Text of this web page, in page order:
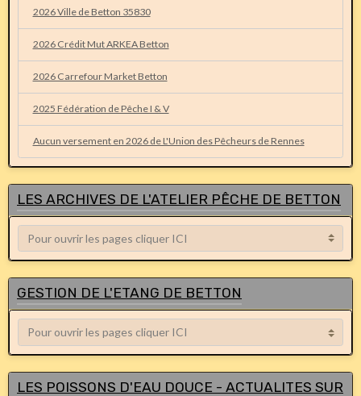
2026 Ville de Betton 35830
2026 Crédit Mut ARKEA Betton
2026 Carrefour Market Betton
2025 Fédération de Pêche I & V
Aucun versement en 2026 de L'Union des Pêcheurs de Rennes
LES ARCHIVES DE L'ATELIER PÊCHE DE BETTON
GESTION DE L'ETANG DE BETTON
LES POISSONS D'EAU DOUCE - ACTUALITES SUR